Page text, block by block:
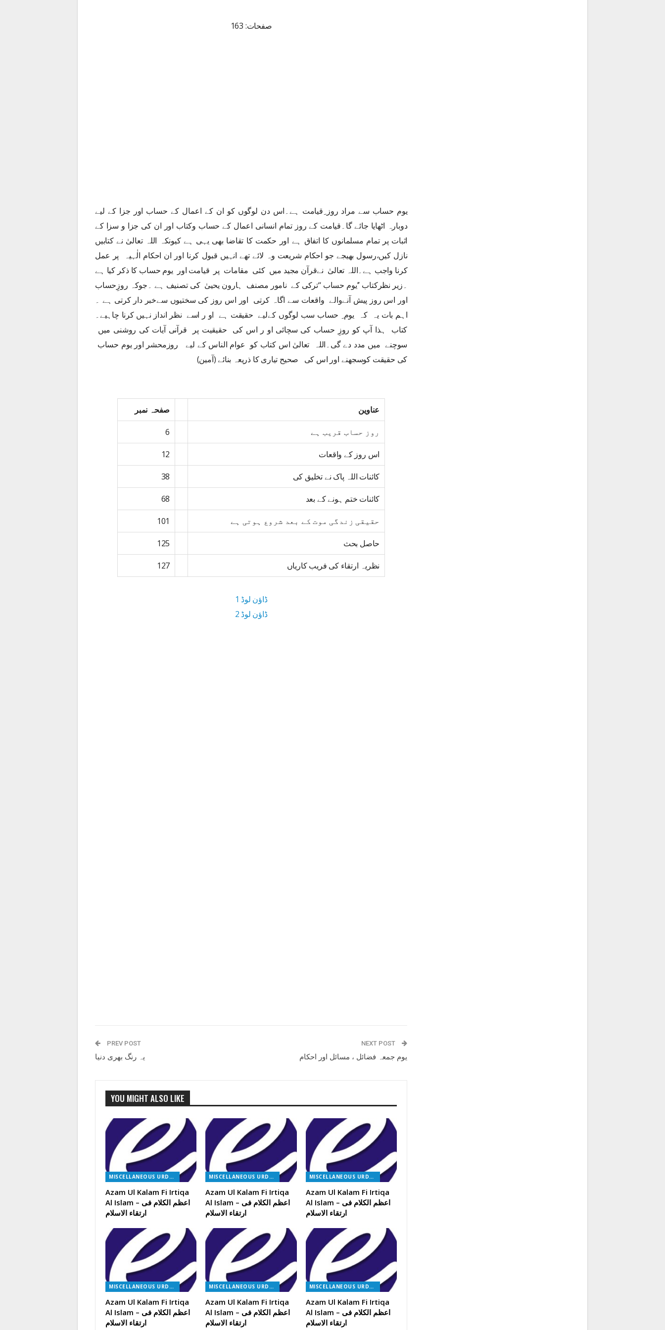
صفحات: 163
یوم حساب سے مراد روز ِقیامت ہے۔اس دن لوگوں کو ان کے اعمال کے حساب اور جزا کے لیے
دوبارہ اٹھایا جائے گا۔قیامت کے روز تمام انسانی اعمال کے حساب وکتاب اور ان کی جزا و سزا کے
اثبات پر تمام مسلمانوں کا اتفاق ہے اور حکمت کا تقاضا بھی یہی ہے کیونکہ اللہ تعالیٰ نے کتابیں
نازل کیں،رسول بھیجے جو احکام شریعت وہ لائے تھے انہیں قبول کرنا اور ان احکام الٰہیہ پر عمل
کرنا واجب ہے۔اللہ تعالیٰ نےقرآن مجید میں کئی مقامات پر قیامت اور یوم حساب کا ذکر کیا ہے
۔زیر نظرکتاب ’’یوم حساب ‘‘ترکی کے نامور مصنف ہارون یحییٰ کی تصنیف ہے ۔جوکہ روزِحساب
اور اس روز پیش آنےوالے واقعات سے اگاہ کرتی اور اس روز کی سختیوں سےخبر دار کرتی ہے ۔
اہم بات یہ کہ یوم ِ حساب سب لوگوں کےلیے حقیقت ہے او ر اسے نظر انداز نہیں کرنا چاہیے۔
کتاب ہذا آپ کو روزِ حساب کی سچائی او ر اس کی حقیقیت پر قرآنی آیات کی روشنی میں
سوچنے میں مدد دے گی۔اللہ تعالیٰ اس کتاب کو عوام الناس کے لیے روزمحشر اور یوم حساب
کی حقیقت کوسجھنے اور اس کی صحیح تیاری کا ذریعہ بنائے (آمین)
عناوین صفحہ نمبر
روز حساب قریب ہے 6
اس روز کے واقعات 12
کائنات اللہ پاک نے تخلیق کی 38
کائنات ختم ہونے کے بعد 68
حقیقی زندگی موت کے بعد شروع ہوتی ہے 101
حاصل بحث 125
نظریہ ارتقاء کی فریب کاریاں 127
ڈاؤن لوڈ 1
ڈاؤن لوڈ 2
PREV POST
یہ رنگ بھری دنیا
NEXT POST
یوم جمعہ فضائل ، مسائل اور احکام
YOU MIGHT ALSO LIKE
MISCELLANEOUS URDU BOOKS
Azam Ul Kalam Fi Irtiqa
Al Islam – اعظم الکلام فی
ارتقاء الاسلام
MISCELLANEOUS URDU BOOKS
Azam Ul Kalam Fi Irtiqa
Al Islam – اعظم الکلام فی
ارتقاء الاسلام
MISCELLANEOUS URDU BOOKS
Azam Ul Kalam Fi Irtiqa
Al Islam – اعظم الکلام فی
ارتقاء الاسلام
MISCELLANEOUS URDU BOOKS
Azam Ul Kalam Fi Irtiqa
Al Islam – اعظم الکلام فی
ارتقاء الاسلام
MISCELLANEOUS URDU BOOKS
Azam Ul Kalam Fi Irtiqa
Al Islam – اعظم الکلام فی
ارتقاء الاسلام
MISCELLANEOUS URDU BOOKS
Azam Ul Kalam Fi Irtiqa
Al Islam – اعظم الکلام فی
ارتقاء الاسلام